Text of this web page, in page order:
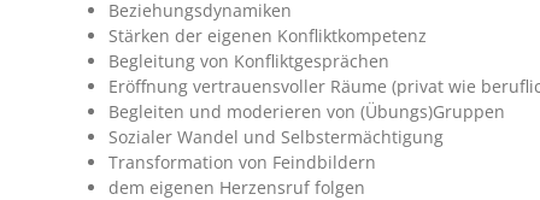
Beziehungsdynamiken
Stärken der eigenen Konfliktkompetenz
Begleitung von Konfliktgesprächen
Eröffnung vertrauensvoller Räume (privat wie
Begleiten und moderieren von (Übungs)Gruppen
Sozialer Wandel und Selbstermächtigung
Transformation von Feindbildern
dem eigenen Herzensruf folgen